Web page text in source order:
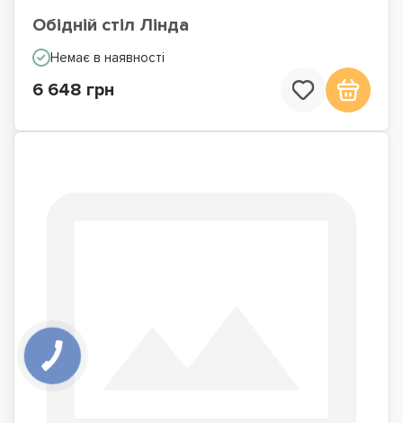
Обідній стіл Лінда
Немає в наявності
6 648 грн